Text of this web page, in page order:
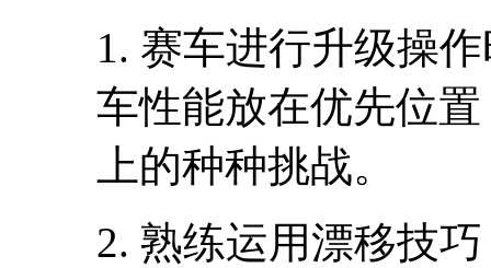
1. 赛车进行升级操
车性能放在优先位
上的种种挑战。
2. 熟练运用漂移技